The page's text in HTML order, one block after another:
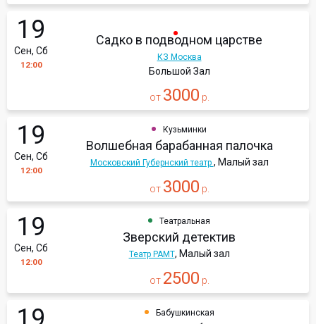
19
Сен, Сб
12:00
Садко в подводном царстве
КЗ Москва
Большой Зал
от 3000 р.
19
Сен, Сб
12:00
Кузьминки
Волшебная барабанная палочка
Московский Губернский театр , Малый зал
от 3000 р.
19
Сен, Сб
12:00
Театральная
Зверский детектив
Театр РАМТ, Малый зал
от 2500 р.
Бабушкинская